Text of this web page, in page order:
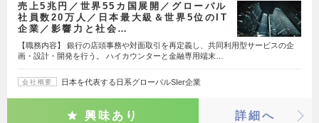
売上5兆円／世界55カ国展開／グローバル
社員数20万人／日本最大級＆世界5位のIT
企業／影響力と社会…
【職務内容】 銀行の店頭事務や対面取引を再定義し、共同利用型サービスの企
画・設計・開発を行う。 ハイカウンターと金融専用端末…
会社概要 日本を代表する日系グローバルSIer企業
興味あり 詳細へ